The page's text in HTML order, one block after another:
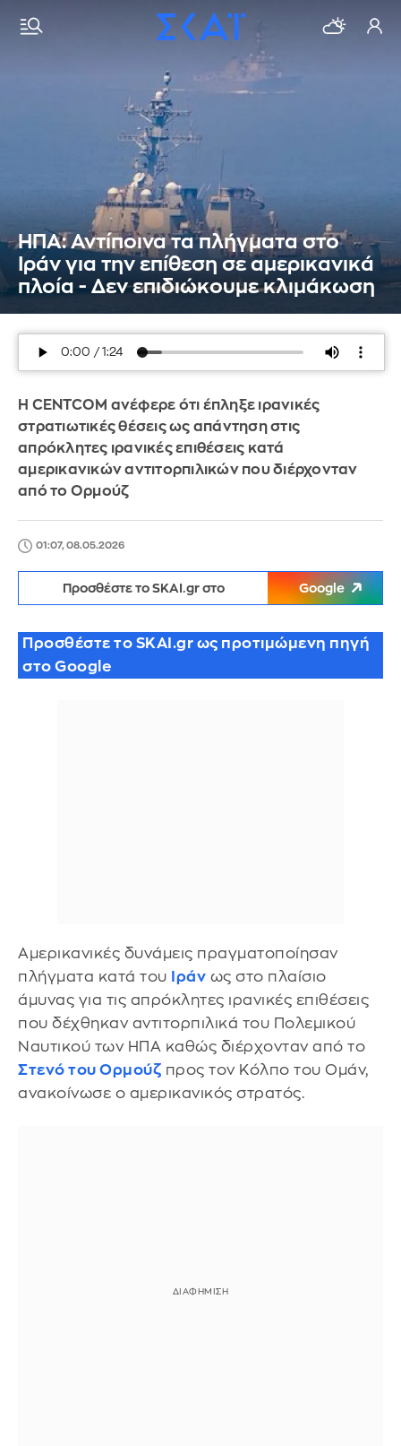
ΗΠΑ: Αντίποινα τα πλήγματα στο
Ιράν για την επίθεση σε αμερικανικά
πλοία - Δεν επιδιώκουμε κλιμάκωση
Η CENTCOM ανέφερε ότι έπληξε ιρανικές
στρατιωτικές θέσεις ως απάντηση στις
απρόκλητες ιρανικές επιθέσεις κατά
αμερικανικών αντιτορπιλικών που διέρχονταν
από το Ορμούζ
01:07, 08.05.2026
Προσθέστε το SKAI.gr στο Google
Προσθέστε το SKAI.gr ως προτιμώμενη πηγή
στο Google
Αμερικανικές δυνάμεις πραγματοποίησαν
πλήγματα κατά του
Ιράν ως στο πλαίσιο
άμυνας για τις απρόκλητες ιρανικές επιθέσεις
που δέχθηκαν αντιτορπιλικά του Πολεμικού
Ναυτικού των ΗΠΑ καθώς διέρχονταν από το
Στενό του Ορμούζ προς τον Κόλπο του Ομάν,
ανακοίνωσε ο αμερικανικός στρατός.